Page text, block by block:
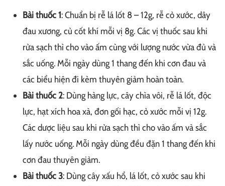
Bài thuốc 1: Chuẩn bị rễ lá lốt 8 – 12g, rễ cỏ xước, dây
đau xương, củ cốt khí mỗi vị 8g. Các vị thuốc sau khi
rửa sạch thì cho vào ấm cùng với lượng nước vừa đủ và
sắc uống. Mỗi ngày dùng 1 thang đến khi cơn đau và
các biểu hiện đi kèm thuyên giảm hoàn toàn.
Bài thuốc 2: Dùng hàng lực, cây chìa vôi, rễ lá lốt, độc
lực, hạt xích hoa xà, đơn gối hạc, cỏ xước mỗi vị 12g.
Các dược liệu sau khi rửa sạch thì cho vào ấm và sắc
lấy nước uống. Mỗi ngày dùng đều đặn 1 thang đến khi
cơn đau thuyên giảm.
Bài thuốc 3: Dùng cây xấu hổ, lá lốt, cỏ xước sau khi